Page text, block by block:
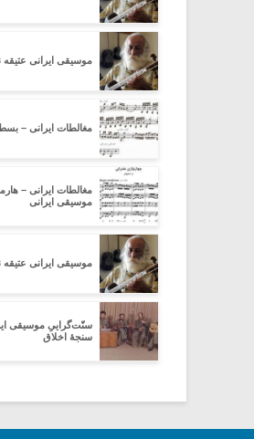
موسیقی ایرانی عتیقه
مغالطات ایرانی –
مغالطات ایرانی –
موسیقی ایرانی
موسیقی ایرانی عتیقه
سنّت‌گراییِ موسیقی
سنجۀ اخلاق